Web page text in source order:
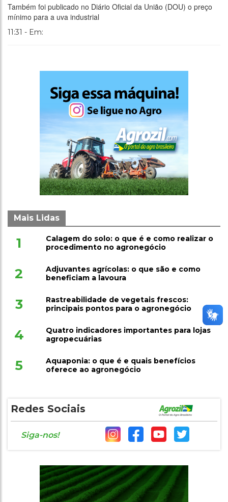
Também foi publicado no Diário Oficial da União (DOU) o preço
mínimo para a uva industrial
11:31 - Em:
Mais Lidas
1
Calagem do solo: o que é e como realizar o
procedimento no agronegócio
2
Adjuvantes agrícolas: o que são e como
beneficiam a lavoura
3
Rastreabilidade de vegetais frescos:
principais pontos para o agronegócio
4
Quatro indicadores importantes para lojas
agropecuárias
5
Aquaponia: o que é e quais benefícios
oferece ao agronegócio
Redes Sociais
Siga-nos!